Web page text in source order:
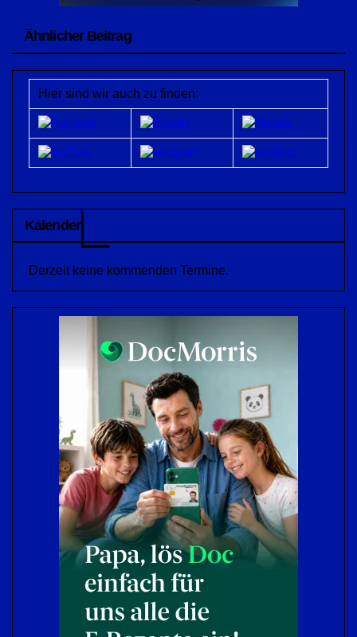
Ähnlicher Beitrag
Hier sind wir auch zu finden:
Kalender
Derzeit keine kommenden Termine.